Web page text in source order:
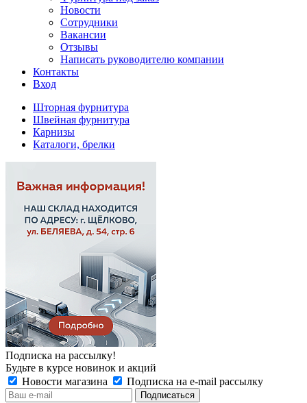
Новости
Сотрудники
Вакансии
Отзывы
Написать руководителю компании
Контакты
Вход
Шторная фурнитура
Швейная фурнитура
Карнизы
Каталоги, брелки
Подписка на рассылку!
Будьте в курсе новинок и акций
Новости магазина
Подписка на e-mail рассылку